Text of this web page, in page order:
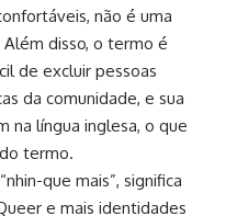
não é uma
disso, o termo é
de excluir pessoas
da comunidade, e sua
na língua inglesa, o que
termo.
que mais”, significa
e mais identidades